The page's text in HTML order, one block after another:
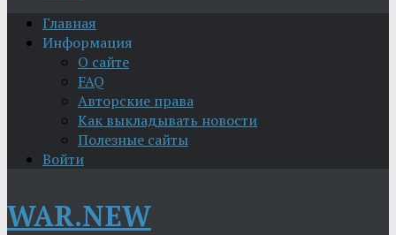
Главная
Информация
О сайте
FAQ
Авторские права
Как выкладывать новости
Полезные сайты
Войти
WAR.NEW